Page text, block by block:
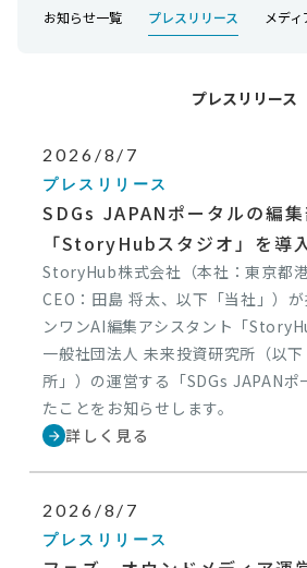
お知らせ一覧 プレスリリース メデ
プレスリリース
2026/8/7
プレスリリース
SDGs JAPANポータルの編集
「StoryHubスタジオ」を導
StoryHub株式会社（本社：東京都
CEO：田島 将太、以下「当社」）
ンワンAI編集アシスタント「
一般社団法人 未来投資研究所（以
所」）の運営する「SDGs JAPANポ
たことをお知らせします。
arrow_forward 詳しく見る
2026/8/7
プレスリリース